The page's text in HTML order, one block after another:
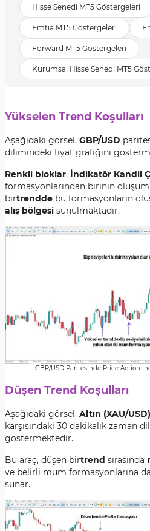
Hisse Senedi MT5 Göstergeleri
Emtia MT5 Göstergeleri
Forward MT5 Göstergeleri
Kurumsal Hisse Senedi MT5
Yükselen Trend Koşulları
Aşağıdaki görsel, GBP/USD
dilimindeki fiyat grafiğini
Renkli bloklar, İndikatör Kandil
formasyonlarından birinin
birtrendde bu formasyonların
alış bölgesi sunulmaktadır.
GBP/USD Paritesinde Price Action
Düşen Trend Koşulları
Aşağıdaki görsel, Altın (XAU/USD)
karşısındaki 30 dakikalık zaman
göstermektedir.
Bu araç, düşen birtrend sırasında
ve belirli mum formasyonlarına
sunar.